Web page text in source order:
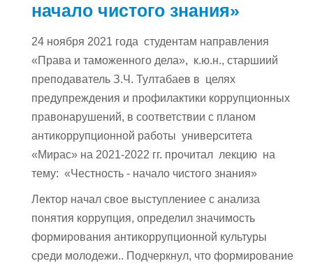
начало чистого знания»
24 ноября 2021 года студентам направления
«Права и таможенного дела», к.ю.н., старшиий
преподаватель З.Ч. Тултабаев в целях
предупреждения и профилактики коррупционных
правонарушений, в соответствии с планом
антикоррупционной работы университета
«Мирас» на 2021-2022 гг. прочитал лекцию на
тему: «Честность - начало чистого знания»
Лектор начал свое выступлениее с анализа
понятия коррупция, определил значимость
формирования антикоррупционной культуры
среди молодежи.. Подчеркнул, что формирование